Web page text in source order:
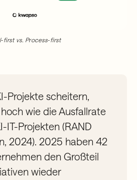
first vs. Process-first
Projekte scheitern,
wie die Ausfallrate
IT-Projekten (RAND
2024). 2025 haben 42
den Großteil
wieder